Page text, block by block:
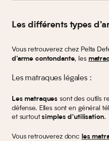
Les différents types
Vous retrouverez chez Pelta
d’arme contondante, les
Les matraques légales :
Les matraques sont des outils
défense. Elles sont en général
et surtoutsimples d’utilisation.
Vous retrouverez donc les